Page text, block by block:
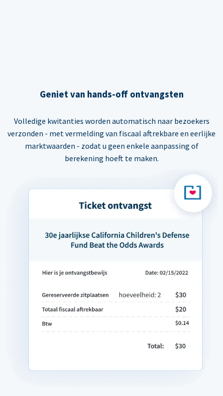
Geniet van hands-off ontvangsten
Volledige kwitanties worden automatisch naar bezoekers
verzonden - met vermelding van fiscaal aftrekbare en eerlijke
marktwaarden - zodat u geen enkele aanpassing of
berekening hoeft te maken.